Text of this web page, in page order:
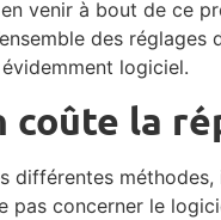
venir à bout de ce
des
logiciel.
coûte la
différentes
pas concerner le